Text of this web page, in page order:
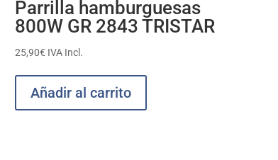
Parrilla hamburguesas
800W GR 2843 TRISTAR
25,90€ IVA Incl.
Añadir al carrito